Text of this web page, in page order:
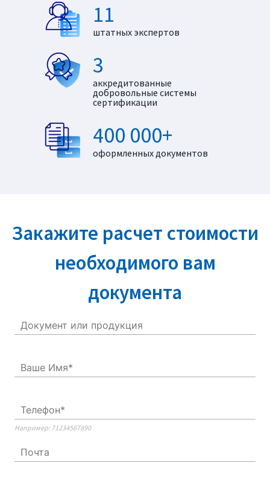
11
штатных экспертов
3
аккредитованные
добровольные системы
сертификации
400 000+
оформленных документов
Закажите расчет стоимости
необходимого вам
документа
Например: 71234567890